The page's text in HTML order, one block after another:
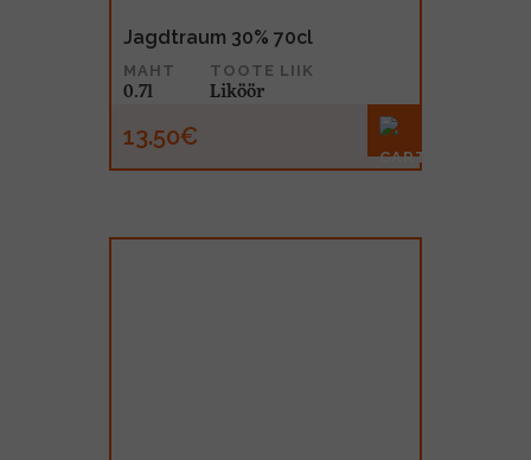
Jagdtraum 30% 70cl
MAHT
0.7l
TOOTE LIIK
Liköör
13.50€